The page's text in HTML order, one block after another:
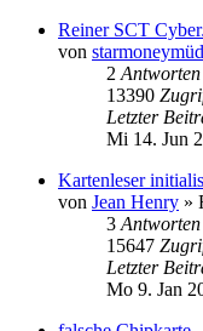
Reiner SCT
von
2 Antworten
13390
Letzter
Mi 14. Jun
Kartenleser
von Jean Henry »
3 Antworten
15647
Letzter
Mo 9. Jan